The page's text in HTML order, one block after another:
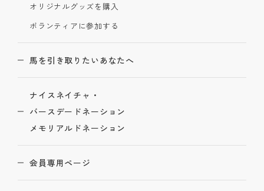
オリジナルグッズを購入
ボランティアに参加する
馬を引き取りたいあなたへ
ナイスネイチャ・
バースデードネーション
メモリアルドネーション
会員専用ページ